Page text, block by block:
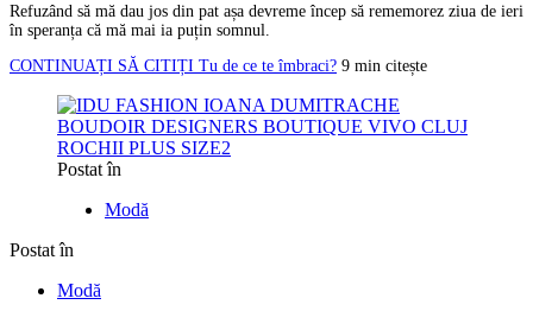
Refuzând să mă dau jos din pat așa devreme încep să rememorez ziua de ieri
în speranța că mă mai ia puțin somnul.
CONTINUAȚI SĂ CITIȚI Tu de ce te îmbraci? 9 min citește
Postat în
Modă
Postat în
Modă